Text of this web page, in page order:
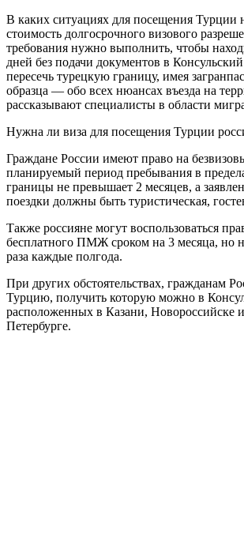
В каких ситуациях для посещения Турции
стоимость долгосрочного визового
требования нужно выполнить, чтобы
дней без подачи документов в
пересечь турецкую границу, имея
образца — обо всех нюансах въезда на
рассказывают специалисты в области
Нужна ли виза для посещения Турции
Граждане России имеют право на
планируемый период пребывания в
границы не превышает 2 месяцев, а
поездки должны быть туристическая,
Также россияне могут воспользоваться
бесплатного ПМЖ сроком на 3 месяца, но
раза каждые полгода.
При других обстоятельствах, гражданам
Турцию, получить которую можно в
расположенных в Казани, Новороссийске
Петербурге.